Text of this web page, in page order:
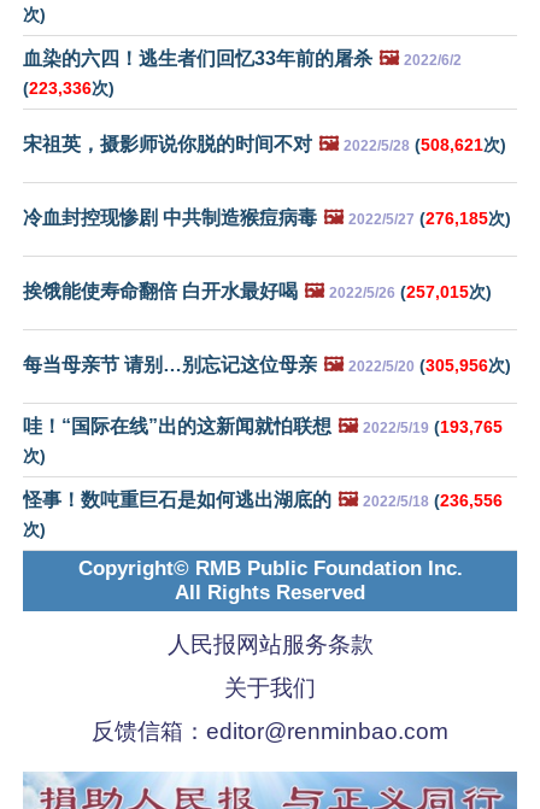
次)
血染的六四！逃生者们回忆33年前的屠杀 🖼️ 2022/6/2
(223,336次)
宋祖英，摄影师说你脱的时间不对 🖼️ 2022/5/28 (508,621次)
冷血封控现惨剧 中共制造猴痘病毒 🖼️ 2022/5/27 (276,185次)
挨饿能使寿命翻倍 白开水最好喝 🖼️ 2022/5/26 (257,015次)
每当母亲节 请别…别忘记这位母亲 🖼️ 2022/5/20 (305,956次)
哇！“国际在线”出的这新闻就怕联想 🖼️ 2022/5/19 (193,765
次)
怪事！数吨重巨石是如何逃出湖底的 🖼️ 2022/5/18 (236,556
次)
Copyright© RMB Public Foundation Inc.
All Rights Reserved
人民报网站服务条款
关于我们
反馈信箱： editor@renminbao.com